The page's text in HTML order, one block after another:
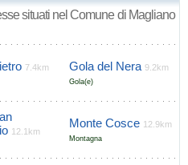
situati nel Comune di Magliano
7.4km Gola del Nera 9.2km
Gola(e)
12.1km
Monte Cosce 12.9km
Montagna